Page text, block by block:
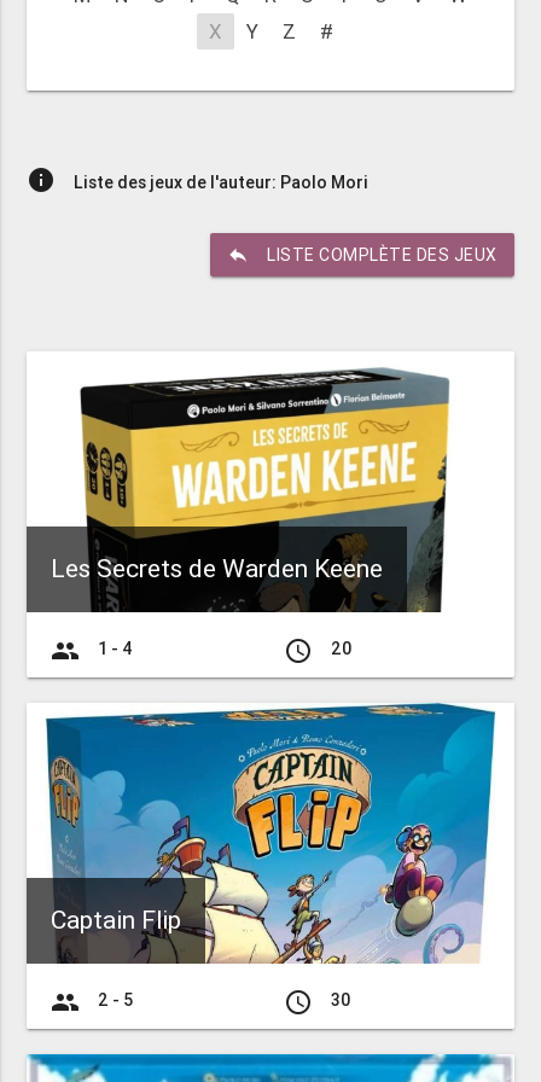
X
Y Z #
info Liste des jeux de l'auteur: Paolo Mori
reply LISTE COMPLÈTE DES JEUX
Les Secrets de Warden Keene
group 1 - 4 access_time 20
Captain Flip
group 2 - 5 access_time 30